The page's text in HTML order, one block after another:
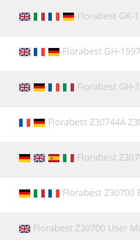
Florabest GK-
Florabest GH-
Florabest GH-
Florabest Z30744A
Florabest
Florabest Z30700
Florabest Z30700 User